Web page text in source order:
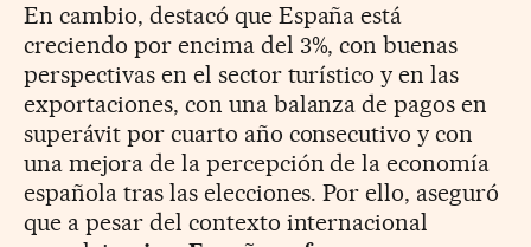
En cambio, destacó que España está
creciendo por encima del 3%, con buenas
perspectivas en el sector turístico y en las
exportaciones, con una balanza de pagos en
superávit por cuarto año consecutivo y con
una mejora de la percepción de la economía
española tras las elecciones. Por ello, aseguró
que a pesar del contexto internacional